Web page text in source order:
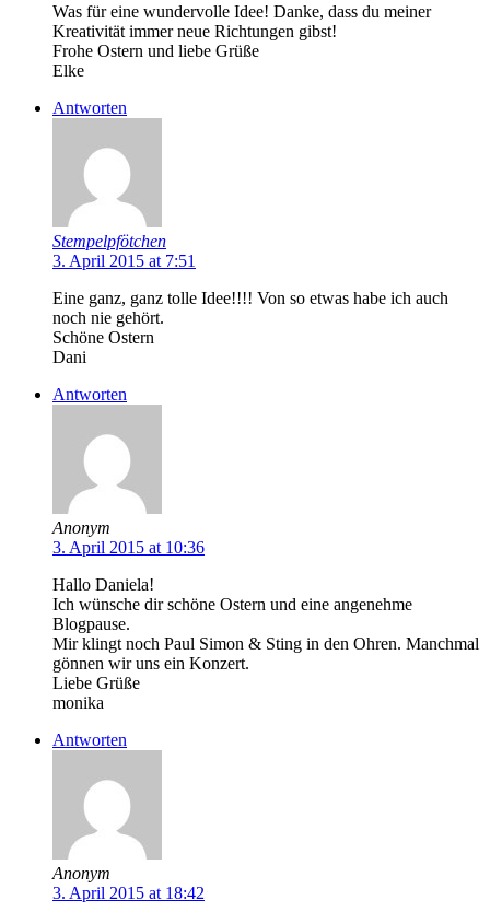
Was für eine wundervolle Idee! Danke, dass du meiner
Kreativität immer neue Richtungen gibst!
Frohe Ostern und liebe Grüße
Elke
Antworten
Stempelpfötchen
3. April 2015 at 7:51
Eine ganz, ganz tolle Idee!!!! Von so etwas habe ich auch
noch nie gehört.
Schöne Ostern
Dani
Antworten
Anonym
3. April 2015 at 10:36
Hallo Daniela!
Ich wünsche dir schöne Ostern und eine angenehme
Blogpause.
Mir klingt noch Paul Simon & Sting in den Ohren. Manchmal
gönnen wir uns ein Konzert.
Liebe Grüße
monika
Antworten
Anonym
3. April 2015 at 18:42